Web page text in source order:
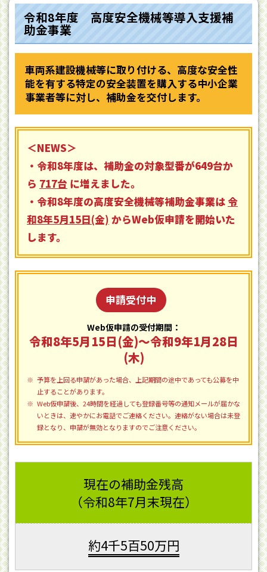
令和8年度 高度安全機械等導入支援補
助金事業
車両系建設機械等に取り付ける、高度な安全性
能を有する特定の安全装置を購入する中小企業
事業者等に対し、補助金を交付します。
＜NEWS＞
・令和8年度は、補助金の対象型番が649台か
ら 717台 に増えました。
・令和8年度の高度安全機械等補助金事業は 令
和8年5月15日(金) からWeb仮申請を開始いた
します。
申請受付中
Web仮申請の受付期間：
令和8年5月15日(金)～令和9年1月28日
(木)
予算を上回る申請があった場合、上記期間の途中であっても公募を中
止することがあります。
Web仮申請後、24時間を経過しても登録番号等の通知メールが届かな
いときは、速やかにお電話でご連絡ください。連絡がない場合は未登
録となり、申請が無効となりますのでご注意ください。
現在の補助金残高
（令和8年7月末現在）
約4千5百50万円